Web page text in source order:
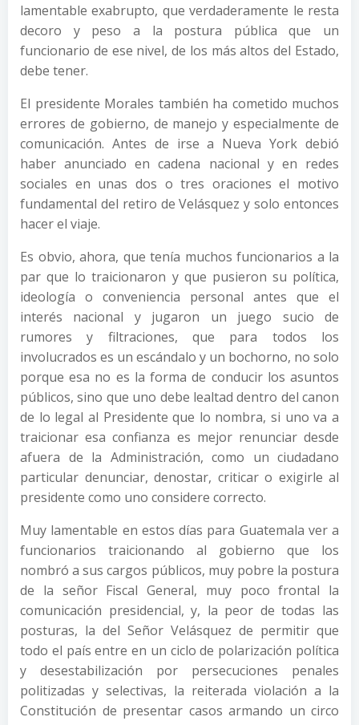
lamentable exabrupto, que verdaderamente le resta
decoro y peso a la postura pública que un
funcionario de ese nivel, de los más altos del Estado,
debe tener.
El presidente Morales también ha cometido muchos
errores de gobierno, de manejo y especialmente de
comunicación. Antes de irse a Nueva York debió
haber anunciado en cadena nacional y en redes
sociales en unas dos o tres oraciones el motivo
fundamental del retiro de Velásquez y solo entonces
hacer el viaje.
Es obvio, ahora, que tenía muchos funcionarios a la
par que lo traicionaron y que pusieron su política,
ideología o conveniencia personal antes que el
interés nacional y jugaron un juego sucio de
rumores y filtraciones, que para todos los
involucrados es un escándalo y un bochorno, no solo
porque esa no es la forma de conducir los asuntos
públicos, sino que uno debe lealtad dentro del canon
de lo legal al Presidente que lo nombra, si uno va a
traicionar esa confianza es mejor renunciar desde
afuera de la Administración, como un ciudadano
particular denunciar, denostar, criticar o exigirle al
presidente como uno considere correcto.
Muy lamentable en estos días para Guatemala ver a
funcionarios traicionando al gobierno que los
nombró a sus cargos públicos, muy pobre la postura
de la señor Fiscal General, muy poco frontal la
comunicación presidencial, y, la peor de todas las
posturas, la del Señor Velásquez de permitir que
todo el país entre en un ciclo de polarización política
y desestabilización por persecuciones penales
politizadas y selectivas, la reiterada violación a la
Constitución de presentar casos armando un circo